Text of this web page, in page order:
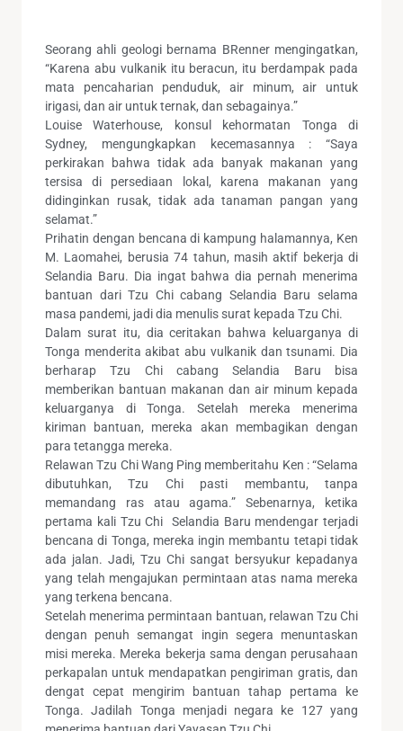
Seorang ahli geologi bernama BRenner mengingatkan,
“Karena abu vulkanik itu beracun, itu berdampak pada
mata pencaharian penduduk, air minum, air untuk
irigasi, dan air untuk ternak, dan sebagainya.”
Louise Waterhouse, konsul kehormatan Tonga di
Sydney, mengungkapkan kecemasannya : “Saya
perkirakan bahwa tidak ada banyak makanan yang
tersisa di persediaan lokal, karena makanan yang
didinginkan rusak, tidak ada tanaman pangan yang
selamat.”
Prihatin dengan bencana di kampung halamannya, Ken
M. Laomahei, berusia 74 tahun, masih aktif bekerja di
Selandia Baru. Dia ingat bahwa dia pernah menerima
bantuan dari Tzu Chi cabang Selandia Baru selama
masa pandemi, jadi dia menulis surat kepada Tzu Chi.
Dalam surat itu, dia ceritakan bahwa keluarganya di
Tonga menderita akibat abu vulkanik dan tsunami. Dia
berharap Tzu Chi cabang Selandia Baru bisa
memberikan bantuan makanan dan air minum kepada
keluarganya di Tonga. Setelah mereka menerima
kiriman bantuan, mereka akan membagikan dengan
para tetangga mereka.
Relawan Tzu Chi Wang Ping memberitahu Ken : “Selama
dibutuhkan, Tzu Chi pasti membantu, tanpa
memandang ras atau agama.” Sebenarnya, ketika
pertama kali Tzu Chi Selandia Baru mendengar terjadi
bencana di Tonga, mereka ingin membantu tetapi tidak
ada jalan. Jadi, Tzu Chi sangat bersyukur kepadanya
yang telah mengajukan permintaan atas nama mereka
yang terkena bencana.
Setelah menerima permintaan bantuan, relawan Tzu Chi
dengan penuh semangat ingin segera menuntaskan
misi mereka. Mereka bekerja sama dengan perusahaan
perkapalan untuk mendapatkan pengiriman gratis, dan
dengat cepat mengirim bantuan tahap pertama ke
Tonga. Jadilah Tonga menjadi negara ke 127 yang